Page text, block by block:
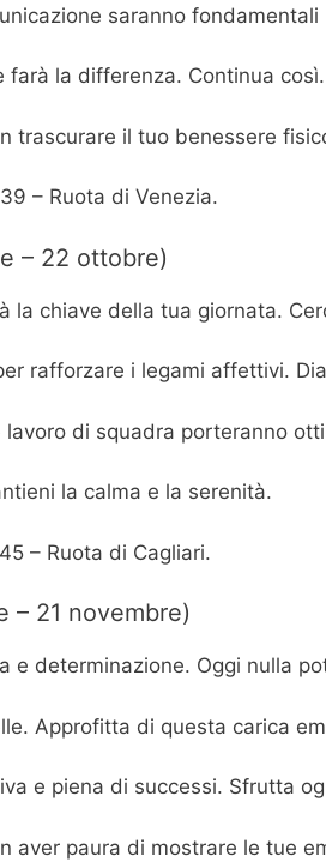
saranno
farà la differenza. Continua così.
trascurare il tuo benessere
– Ruota di Venezia.
– 22 ottobre)
la chiave della tua giornata.
rafforzare i legami affettivi.
lavoro di squadra porteranno
la calma e la serenità.
– Ruota di Cagliari.
– 21 novembre)
e determinazione. Oggi nulla
Approfitta di questa carica
e piena di successi. Sfrutta
aver paura di mostrare le tue